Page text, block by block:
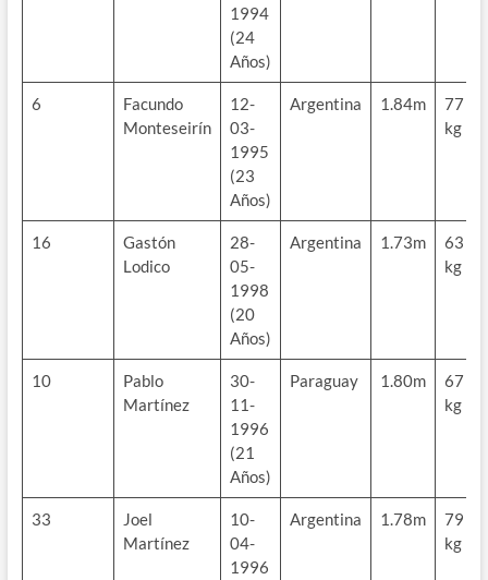
1994
(24
Años)
6
Facundo
Monteseirín
12-
03-
1995
(23
Años)
Argentina 1.84m
77
kg
16
Gastón
Lodico
28-
05-
1998
(20
Años)
Argentina 1.73m
63
kg
10
Pablo
Martínez
30-
11-
1996
(21
Años)
Paraguay 1.80m
67
kg
33
Joel
Martínez
10-
04-
1996
Argentina 1.78m
79
kg